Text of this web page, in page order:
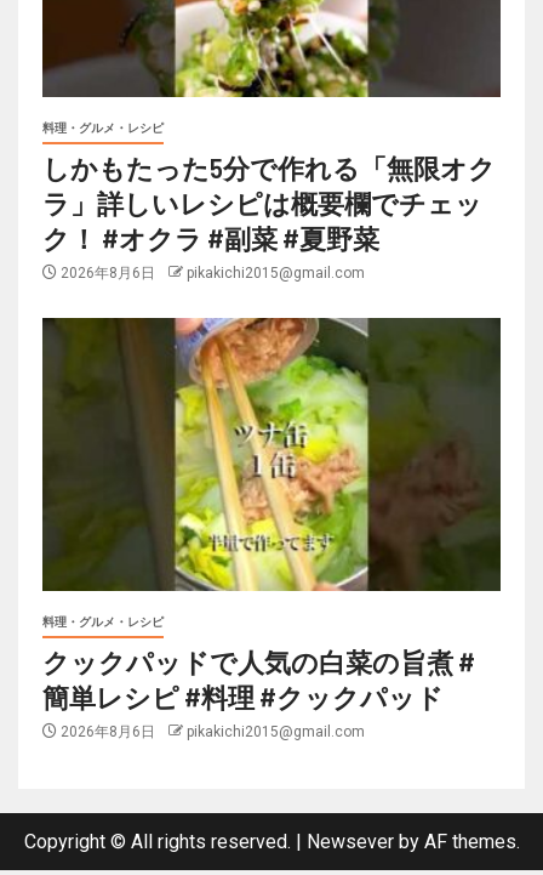
料理・グルメ・レシピ
しかもたった5分で作れる「無限オク
ラ」詳しいレシピは概要欄でチェッ
ク！ #オクラ #副菜 #夏野菜
2026年8月6日 pikakichi2015@gmail.com
料理・グルメ・レシピ
クックパッドで人気の白菜の旨煮 #
簡単レシピ #料理 #クックパッド
2026年8月6日 pikakichi2015@gmail.com
Copyright © All rights reserved. | Newseverby AF themes.